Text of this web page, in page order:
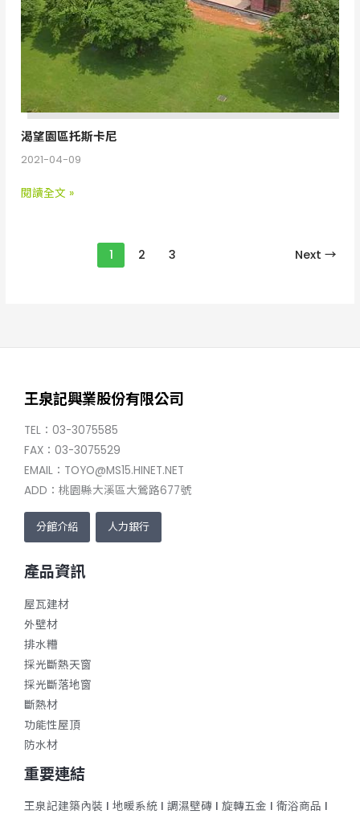
渴望園區托斯卡尼
2021-04-09
閱讀全文 »
1 2 3 Next →
王泉記興業股份有限公司
TEL：03-3075585
FAX：03-3075529
EMAIL：TOYO@MS15.HINET.NET
ADD：桃園縣大溪區大鶯路677號
分館介紹 人力銀行
產品資訊
屋瓦建材
外壁材
排水糟
採光斷熱天窗
採光斷落地窗
斷熱材
功能性屋頂
防水材
重要連結
王泉記建築內裝 ǀ 地暖系統 ǀ 調濕壁磚 ǀ 旋轉五金 ǀ 衛浴商品 ǀ